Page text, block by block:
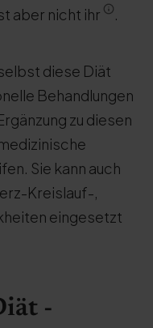
aber nicht ihr
.
diese Diät
Behandlungen
zu diesen
Sie kann auch
Kreislauf-,
eingesetzt
-